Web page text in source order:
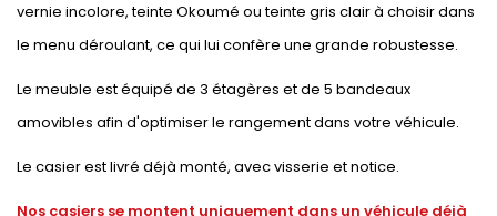
vernie incolore, teinte Okoumé ou teinte gris clair à choisir dans
le menu déroulant, ce qui lui confère une grande robustesse.
Le meuble est équipé de 3 étagères et de 5 bandeaux
amovibles afin d'optimiser le rangement dans votre véhicule.
Le casier est livré déjà monté, avec visserie et notice.
Nos casiers se montent uniquement dans un véhicule déjà